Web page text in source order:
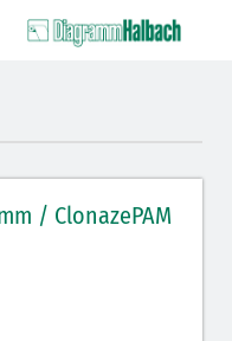
schraffiert)
seit 2012
/ ClonazePAM